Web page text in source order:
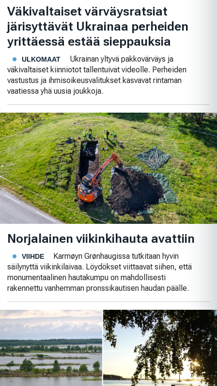
Väkivaltaiset värväysratsiat
järisyttävät Ukrainaa perheiden
yrittäessä estää sieppauksia
ULKOMAAT
Ukrainan yltyvä pakkovärväys ja
väkivaltaiset kiinniotot tallentuivat videolle. Perheiden
vastustus ja ihmisoikeusvalitukset kasvavat rintaman
vaatiessa yhä uusia joukkoja.
Norjalainen viikinkihauta avattiin
VIIHDE
Karmøyn Grønhaugissa tutkitaan hyvin
säilynyttä viikinkilaivaa. Löydökset viittaavat siihen, että
monumentaalinen hautakumpu on mahdollisesti
rakennettu vanhemman pronssikautisen haudan päälle.